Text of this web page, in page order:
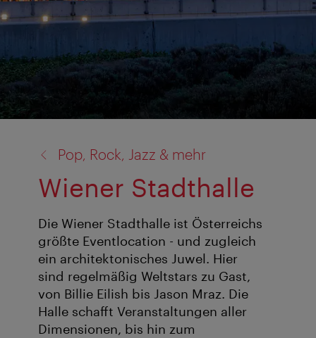
Pop, Rock, Jazz & mehr
Wiener Stadthalle
Die Wiener Stadthalle ist Österreichs
größte Eventlocation - und zugleich
ein architektonisches Juwel. Hier
sind regelmäßig Weltstars zu Gast,
von Billie Eilish bis Jason Mraz. Die
Halle schafft Veranstaltungen aller
Dimensionen, bis hin zum